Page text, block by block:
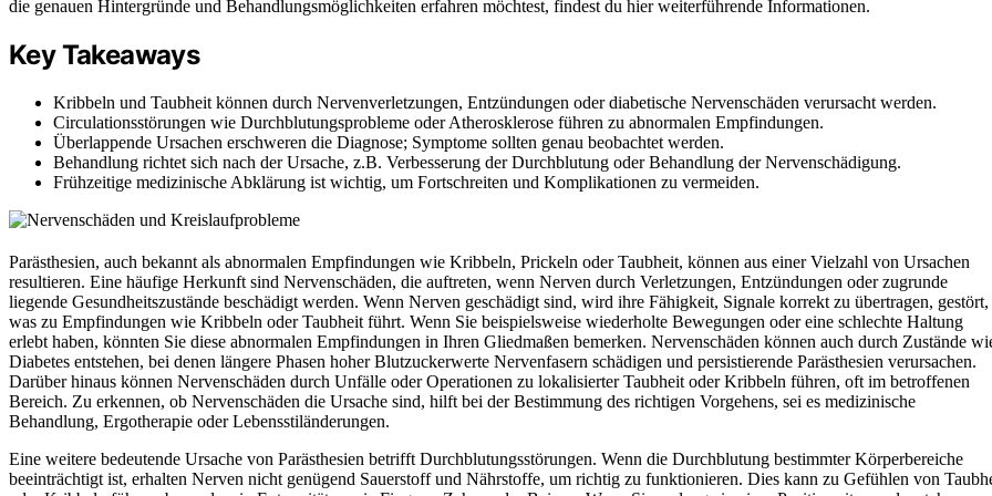
die genauen Hintergründe und Behandlungsmöglichkeiten erfahren möchtest, findest du hier weiterführende Informationen.
Key Takeaways
Kribbeln und Taubheit können durch Nervenverletzungen, Entzündungen oder diabetische Nervenschäden verursacht werden.
Circulationsstörungen wie Durchblutungsprobleme oder Atherosklerose führen zu abnormalen Empfindungen.
Überlappende Ursachen erschweren die Diagnose; Symptome sollten genau beobachtet werden.
Behandlung richtet sich nach der Ursache, z.B. Verbesserung der Durchblutung oder Behandlung der Nervenschädigung.
Frühzeitige medizinische Abklärung ist wichtig, um Fortschreiten und Komplikationen zu vermeiden.
Parästhesien, auch bekannt als abnormalen Empfindungen wie Kribbeln, Prickeln oder Taubheit, können aus einer Vielzahl von Ursachen
resultieren. Eine häufige Herkunft sind Nervenschäden, die auftreten, wenn Nerven durch Verletzungen, Entzündungen oder zugrunde
liegende Gesundheitszustände beschädigt werden. Wenn Nerven geschädigt sind, wird ihre Fähigkeit, Signale korrekt zu übertragen, gestört,
was zu Empfindungen wie Kribbeln oder Taubheit führt. Wenn Sie beispielsweise wiederholte Bewegungen oder eine schlechte Haltung
erlebt haben, könnten Sie diese abnormalen Empfindungen in Ihren Gliedmaßen bemerken. Nervenschäden können auch durch Zustände
Diabetes entstehen, bei denen längere Phasen hoher Blutzuckerwerte Nervenfasern schädigen und persistierende Parästhesien verursachen.
Darüber hinaus können Nervenschäden durch Unfälle oder Operationen zu lokalisierter Taubheit oder Kribbeln führen, oft im betroffenen
Bereich. Zu erkennen, ob Nervenschäden die Ursache sind, hilft bei der Bestimmung des richtigen Vorgehens, sei es medizinische
Behandlung, Ergotherapie oder Lebensstiländerungen.
Eine weitere bedeutende Ursache von Parästhesien betrifft Durchblutungsstörungen. Wenn die Durchblutung bestimmter Körperbereiche
beeinträchtigt ist, erhalten Nerven nicht genügend Sauerstoff und Nährstoffe, um richtig zu funktionieren. Dies kann zu Gefühlen von